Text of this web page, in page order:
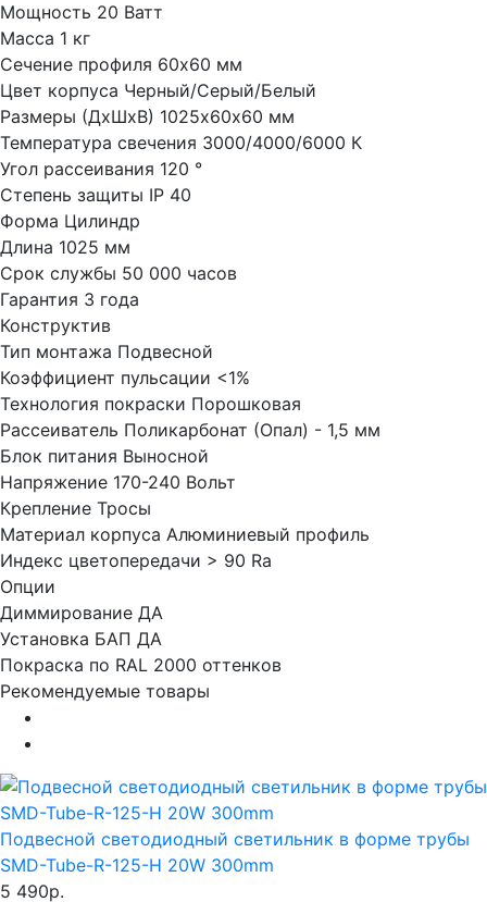
Мощность 20 Ватт
Масса 1 кг
Сечение профиля 60х60 мм
Цвет корпуса Черный/Серый/Белый
Размеры (ДхШхВ) 1025х60х60 мм
Температура свечения 3000/4000/6000 К
Угол рассеивания 120 °
Степень защиты IP 40
Форма Цилиндр
Длина 1025 мм
Срок службы 50 000 часов
Гарантия 3 года
Конструктив
Тип монтажа Подвесной
Коэффициент пульсации <1%
Технология покраски Порошковая
Рассеиватель Поликарбонат (Опал) - 1,5 мм
Блок питания Выносной
Напряжение 170-240 Вольт
Крепление Тросы
Материал корпуса Алюминиевый профиль
Индекс цветопередачи > 90 Ra
Опции
Диммирование ДА
Установка БАП ДА
Покраска по RAL 2000 оттенков
Рекомендуемые товары
Подвесной светодиодный светильник в форме трубы
SMD-Tube-R-125-H 20W 300mm
5 490р.